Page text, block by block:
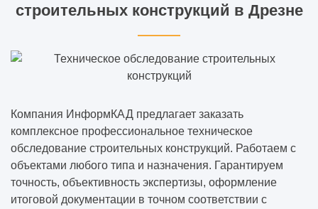
строительных конструкций в Дрезне
Компания ИнформКАД предлагает заказать
комплексное профессиональное техническое
обследование строительных конструкций. Работаем с
объектами любого типа и назначения. Гарантируем
точность, объективность экспертизы, оформление
итоговой документации в точном соответствии с